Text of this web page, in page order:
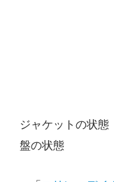
ジャケットの状態
盤の状態